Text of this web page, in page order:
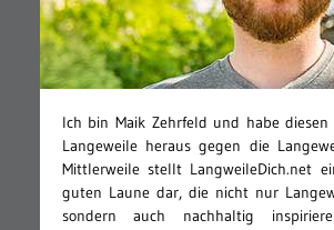
Ich bin Maik Zehrfeld und habe
Langeweile heraus gegen die
Mittlerweile stellt LangweileDich.net
guten Laune dar, die nicht nur
sondern auch nachhaltig